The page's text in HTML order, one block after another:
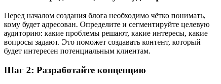
Перед началом создания блога необходимо чётко понимать,
кому будет адресован. Определите и сегментируйте целевую
аудиторию: какие проблемы решают, какие интересы, какие
вопросы задают. Это поможет создавать контент, который
будет интересен потенциальным клиентам.
Шаг 2: Разработайте концепцию